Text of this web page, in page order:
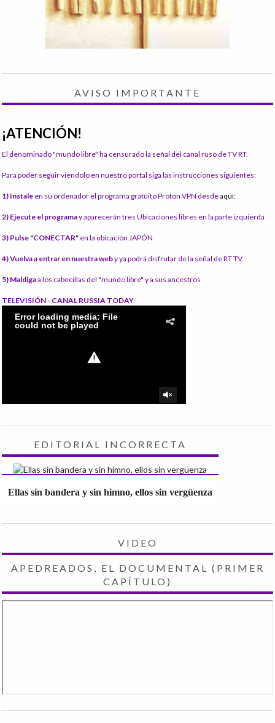
AVISO IMPORTANTE
¡ATENCIÓN!
El denominado "mundo libre" ha censurado la señal del canal ruso de TV RT.
Para poder seguir viéndolo en nuestro portal siga las instrucciones siguientes:
1) Instale en su ordenador el programa gratuito Proton VPN desdeaquí:
2) Ejecute el programay aparecerán tres Ubicaciones libres en la parte izquierda
3) Pulse "CONECTAR" en la ubicación JAPÓN
4) Vuelva a entrar en nuestra weby ya podrá disfrutar de la señal de RT TV
5) Maldigaa los cabecillas del "mundo libre" y a sus ancestros
TELEVISIÓN - CANAL RUSSIA TODAY
EDITORIAL INCORRECTA
Ellas sin bandera y sin himno, ellos sin vergüenza
VIDEO
APEDREADOS, EL DOCUMENTAL (PRIMER
CAPÍTULO)